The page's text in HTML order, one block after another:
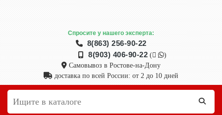
Спросите у нашего эксперта:
8(863) 256-90-22
8(903) 406-90-22 (
)
Самовывоз в Ростове-на-Дону
доставка по всей России: от 2 до 10 дней